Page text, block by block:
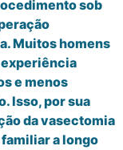
sob
Muitos homens
experiência
e menos
Isso, por sua
da vasectomia
a longo